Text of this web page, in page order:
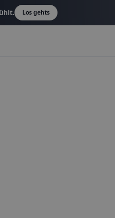
Los gehts